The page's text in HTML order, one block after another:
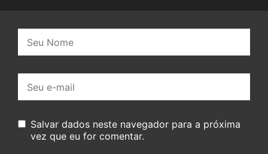
mail:
Salvar dados neste navegador para a próxima
vez que eu for comentar.